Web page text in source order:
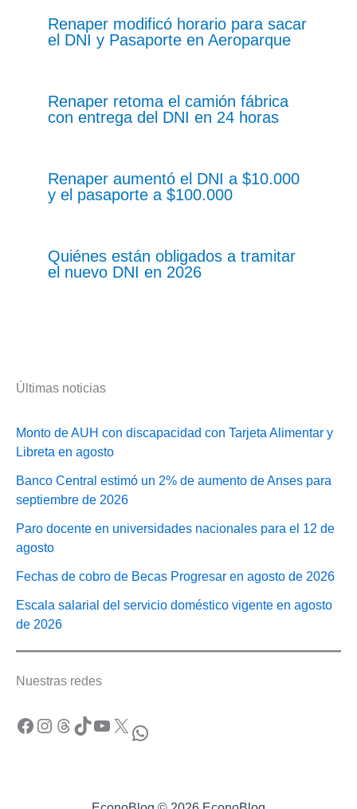
Renaper modificó horario para sacar
el DNI y Pasaporte en Aeroparque
Renaper retoma el camión fábrica
con entrega del DNI en 24 horas
Renaper aumentó el DNI a $10.000
y el pasaporte a $100.000
Quiénes están obligados a tramitar
el nuevo DNI en 2026
Últimas noticias
Monto de AUH con discapacidad con Tarjeta Alimentar y
Libreta en agosto
Banco Central estimó un 2% de aumento de Anses para
septiembre de 2026
Paro docente en universidades nacionales para el 12 de
agosto
Fechas de cobro de Becas Progresar en agosto de 2026
Escala salarial del servicio doméstico vigente en agosto
de 2026
Nuestras redes
Facebook Instagram Threads TikTok YouTube X WhatsApp